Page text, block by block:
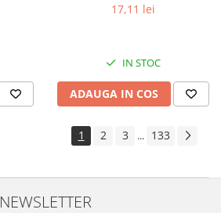
17,11 lei
IN STOC
ADAUGA IN COS
1 2 3 ... 133
NEWSLETTER